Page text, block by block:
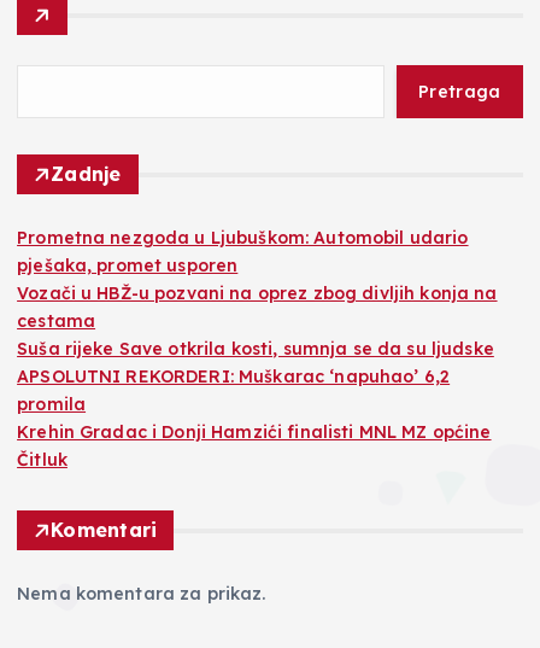
Pretraga
Zadnje
Prometna nezgoda u Ljubuškom: Automobil udario
pješaka, promet usporen
Vozači u HBŽ-u pozvani na oprez zbog divljih konja na
cestama
Suša rijeke Save otkrila kosti, sumnja se da su ljudske
APSOLUTNI REKORDERI: Muškarac ‘napuhao’ 6,2
promila
Krehin Gradac i Donji Hamzići finalisti MNL MZ općine
Čitluk
Komentari
Nema komentara za prikaz.